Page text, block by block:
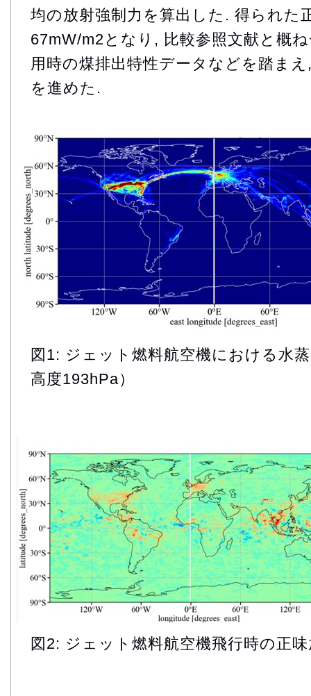
均の放射強制力を算出した. 得られた
67mW/m2となり, 比較参照文献と概
用時の煤排出特性データなどを踏ま
を進めた.
図1: ジェット燃料航空機における水
高度193hPa）
図2: ジェット燃料航空機飛行時の正